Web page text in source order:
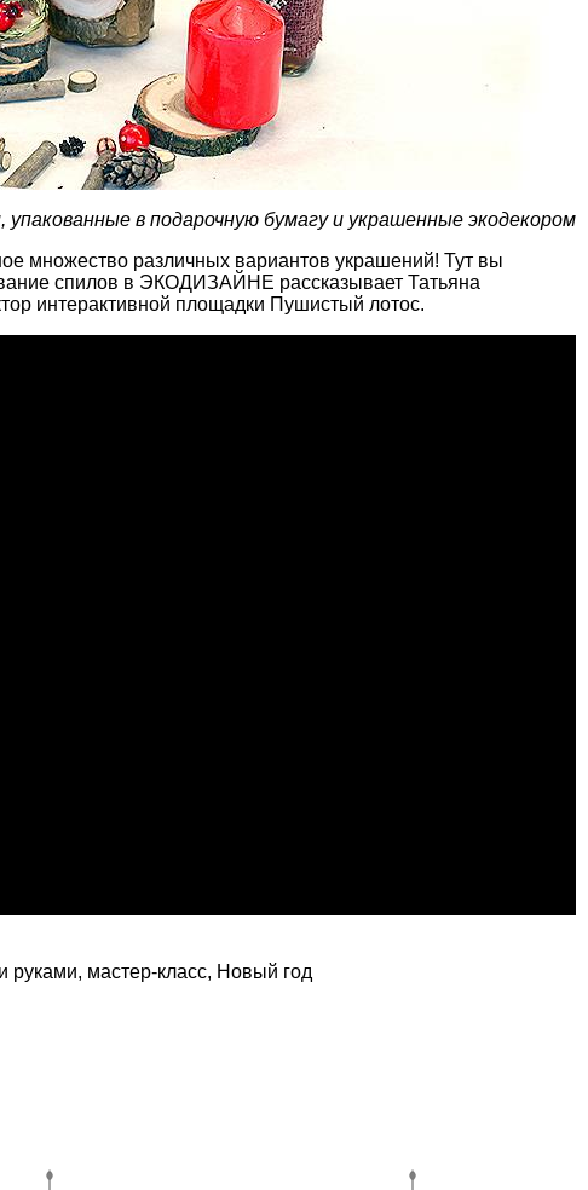
упакованные в подарочную бумагу и украшенные экодекором
множество различных вариантов украшений! Тут вы
спилов в ЭКОДИЗАЙНЕ рассказывает Татьяна
интерактивной площадки Пушистый лотос.
руками, мастер-класс, Новый год